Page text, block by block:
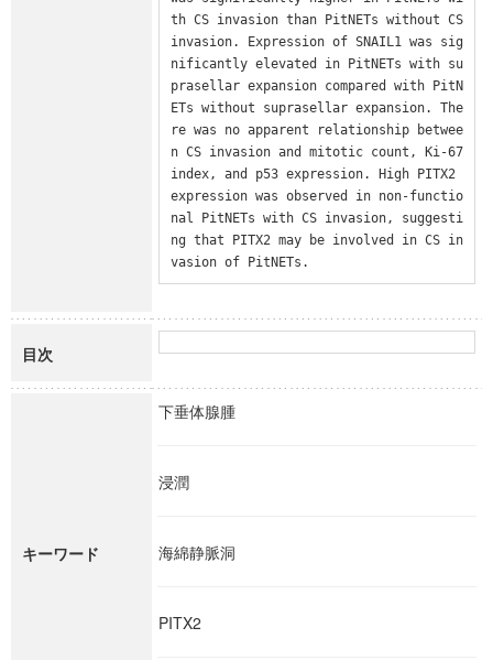
th CS invasion than PitNETs without CS
invasion. Expression of SNAIL1 was sig
nificantly elevated in PitNETs with su
prasellar expansion compared with PitN
ETs without suprasellar expansion. The
re was no apparent relationship betwee
n CS invasion and mitotic count, Ki-67
index, and p53 expression. High PITX2
expression was observed in non-functio
nal PitNETs with CS invasion, suggesti
ng that PITX2 may be involved in CS in
vasion of PitNETs.
目次
キーワード
下垂体腺腫
浸潤
海綿静脈洞
PITX2